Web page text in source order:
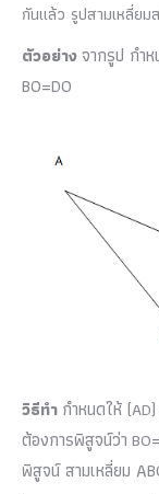
กันแล้ว รูปสามเหลี่ยม
ตัวอย่างจากรูป กำ
BO=DO
วิธีทำ กำหนดให้ (AD
ต้องการพิสูจน์ว่า BO=
พิสูจน์ สามเหลี่ยม